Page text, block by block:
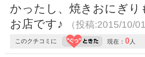
かったし、焼きおにぎ
お店です♪
（投稿:2015/10/
このクチコミに 現在： 0人